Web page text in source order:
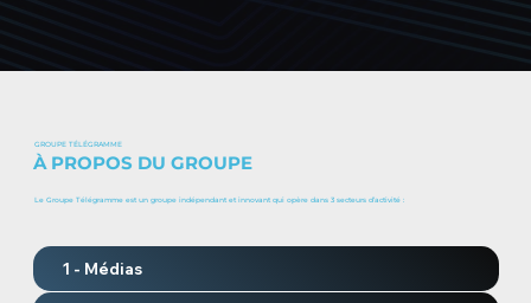
GROUPE TÉLÉGRAMME
À PROPOS DU GROUPE
Le Groupe Télégramme est un groupe indépendant et innovant qui opère dans 3 secteurs d’activité :
1 - Médias